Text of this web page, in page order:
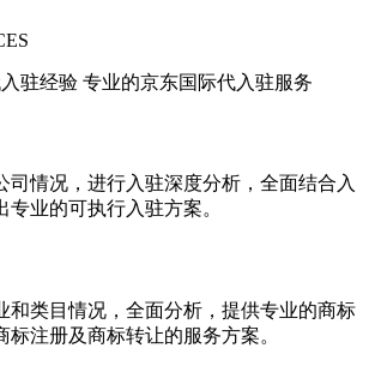
驻经验 专业的京东国际代入驻服务
司情况，进行入驻深度分析，全面结合入
专业的可执行入驻方案。
和类目情况，全面分析，提供专业的商标
标注册及商标转让的服务方案。